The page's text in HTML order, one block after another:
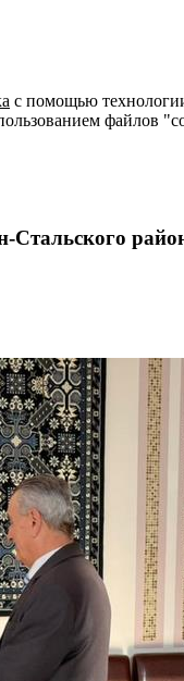
с помощью
файлов
Стальского